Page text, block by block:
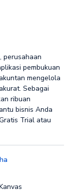
perusahaan
pembukuan
mengelola
Sebagai
ribuan
bisnis Anda
Trial atau